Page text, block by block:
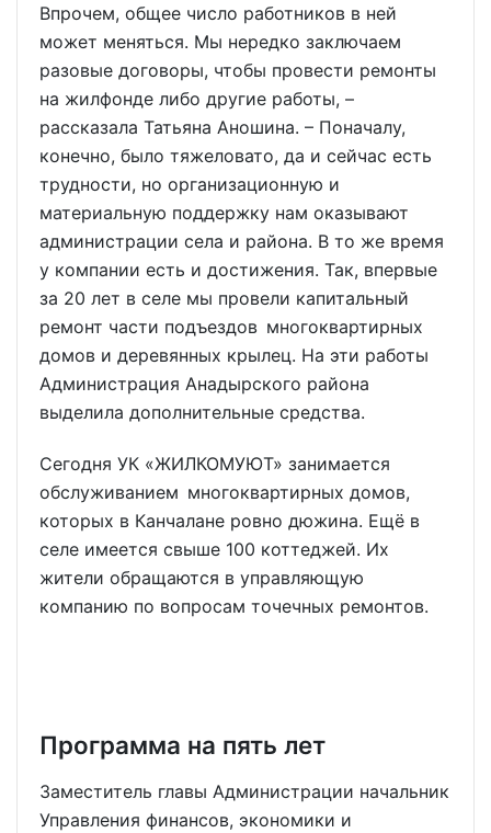
Впрочем, общее число работников в ней
может меняться. Мы нередко заключаем
разовые договоры, чтобы провести ремонты
на жилфонде либо другие работы, –
рассказала Татьяна Аношина. – Поначалу,
конечно, было тяжеловато, да и сейчас есть
трудности, но организационную и
материальную поддержку нам оказывают
администрации села и района. В то же время
у компании есть и достижения. Так, впервые
за 20 лет в селе мы провели капитальный
ремонт части подъездов многоквартирных
домов и деревянных крылец. На эти работы
Администрация Анадырского района
выделила дополнительные средства.
Сегодня УК «ЖИЛКОМУЮТ» занимается
обслуживанием многоквартирных домов,
которых в Канчалане ровно дюжина. Ещё в
селе имеется свыше 100 коттеджей. Их
жители обращаются в управляющую
компанию по вопросам точечных ремонтов.
Программа на пять лет
Заместитель главы Администрации начальник
Управления финансов, экономики и